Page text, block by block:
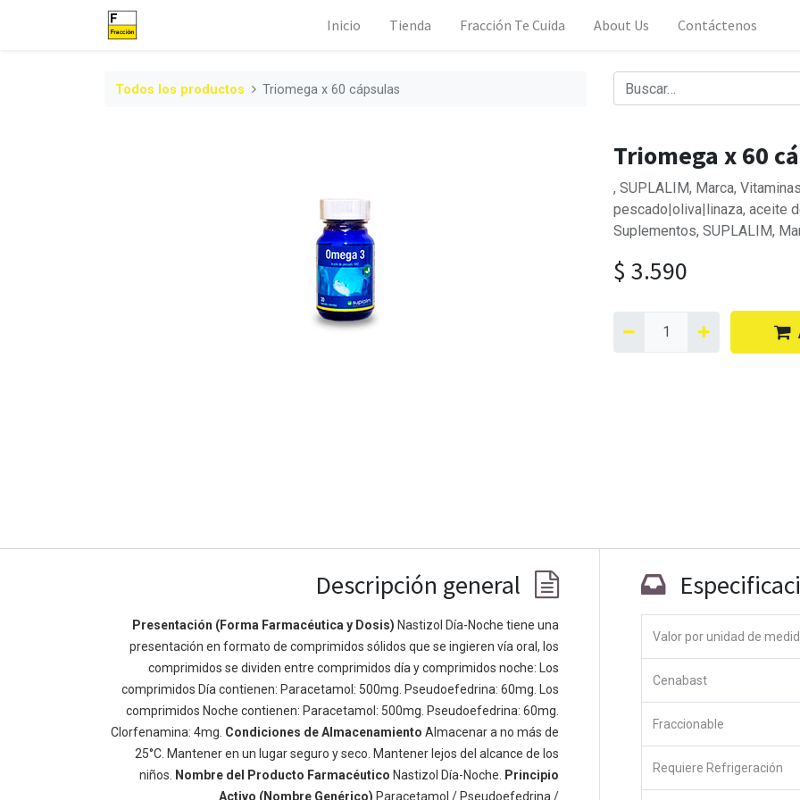
Inicio Tienda Fracción Te Cuida About Us Contáctenos
Todos los productos Triomega x 60 cápsulas
Triomega x 60
, SUPLALIM, Marca,
pescado|oliva|linaza, aceite
Suplementos, SUPLALIM,
$ 3.590
Descripción general
Presentación (Forma Farmacéutica y Dosis) Nastizol Día-Noche tiene una
presentación en formato de comprimidos sólidos que se ingieren vía oral, los
comprimidos se dividen entre comprimidos día y comprimidos noche: Los
comprimidos Día contienen: Paracetamol: 500mg. Pseudoefedrina: 60mg. Los
comprimidos Noche contienen: Paracetamol: 500mg. Pseudoefedrina: 60mg.
Clorfenamina: 4mg. Condiciones de Almacenamiento Almacenar a no más de
25°C. Mantener en un lugar seguro y seco. Mantener lejos del alcance de los
niños.
Nombre del Producto Farmacéutico Nastizol Día-Noche.
Principio
Activo (Nombre Genérico) Paracetamol / Pseudoefedrina /
Valor por unidad de
Cenabast
Fraccionable
Requiere Refrigeración
Enlaces de Ínteres
Inicio
Acerca de
Productos
Servicios
Política de privacidad
Acerca de
Somos un equipo de personas apasionadas cuyo objetivo es
mejorar la vida de todos a través de productos disruptivos.
Construimos grandes productos para resolver sus problemas
de negocio. Nuestros productos están diseñados para
pequeñas y medianas empresas dispuestas a optimizar su
rendimiento.